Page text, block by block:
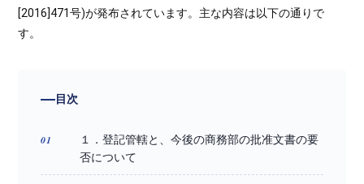
[2016]471号)が発布されています。主な内容は以下の通りで
す。
目次
１．登記管轄と、今後の商務部の批准文書の要
否について